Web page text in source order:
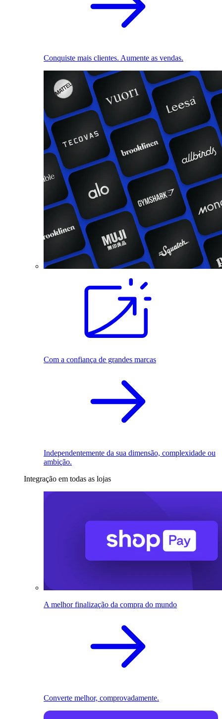
Conquiste mais clientes. Aumente as vendas.
Com a confiança de grandes marcas
Independentemente da sua dimensão, complexidade ou
ambição.
Integração em todas as lojas
A melhor finalização da compra do mundo
Converte melhor, comprovadamente.